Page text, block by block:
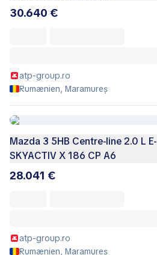
30.640 €
atp-group.ro
Rumænien, Maramureș
Mazda 3 5HB Centre-line 2.0 L E-
SKYACTIV X 186 CP A6
28.041 €
atp-group.ro
Rumænien, Maramureș